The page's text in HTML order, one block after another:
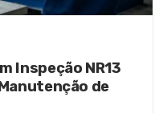
Inspeção NR13
de